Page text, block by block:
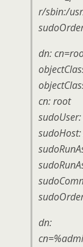
r/sbin:/
dn:
cn: root
sudoHost:
dn: